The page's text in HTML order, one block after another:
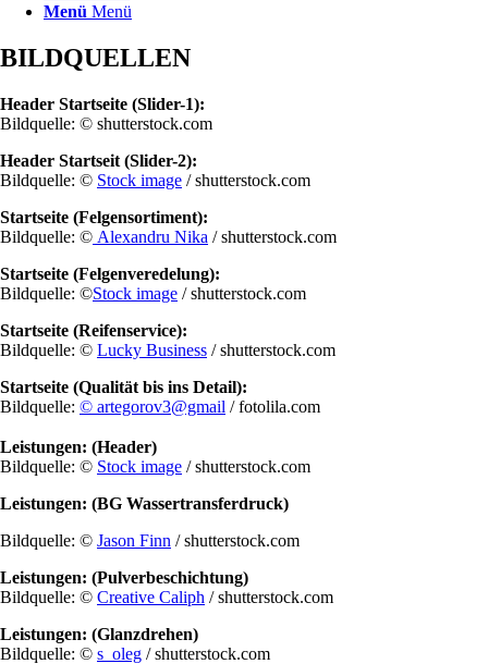
Menü Menü
BILDQUELLEN
Header Startseite (Slider-1):
Bildquelle: © shutterstock.com
Header Startseit (Slider-2):
Bildquelle: © Stock image / shutterstock.com
Startseite (Felgensortiment):
Bildquelle: © Alexandru Nika / shutterstock.com
Startseite (Felgenveredelung):
Bildquelle: ©Stock image / shutterstock.com
Startseite (Reifenservice):
Bildquelle: © Lucky Business / shutterstock.com
Startseite (Qualität bis ins Detail):
Bildquelle: © artegorov3@gmail / fotolila.com
Leistungen: (Header)
Bildquelle: © Stock image / shutterstock.com
Leistungen: (BG Wassertransferdruck)
Bildquelle: © Jason Finn / shutterstock.com
Leistungen: (Pulverbeschichtung)
Bildquelle: © Creative Caliph / shutterstock.com
Leistungen: (Glanzdrehen)
Bildquelle: © s_oleg / shutterstock.com